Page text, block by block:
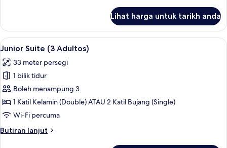
Double
Room
Lihat harga untuk tarikh anda
Lihat
semua
foto
untuk
Junior
Suite
(3
Peralatan tempat tidur premium, bar
4
Junior Suite (3 Adultos)
33 meter persegi
1 bilik tidur
Boleh menampung 3
1 Katil Kelamin (Double) ATAU 2 Katil Bujang (Single)
Wi-Fi percuma
Butiran lanjut
Butiran